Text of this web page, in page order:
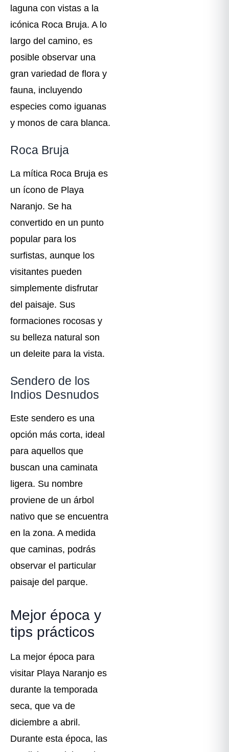
laguna con vistas a la
icónica Roca Bruja. A lo
largo del camino, es
posible observar una
gran variedad de flora y
fauna, incluyendo
especies como iguanas
y monos de cara blanca.
Roca Bruja
La mítica Roca Bruja es
un ícono de Playa
Naranjo. Se ha
convertido en un punto
popular para los
surfistas, aunque los
visitantes pueden
simplemente disfrutar
del paisaje. Sus
formaciones rocosas y
su belleza natural son
un deleite para la vista.
Sendero de los
Indios Desnudos
Este sendero es una
opción más corta, ideal
para aquellos que
buscan una caminata
ligera. Su nombre
proviene de un árbol
nativo que se encuentra
en la zona. A medida
que caminas, podrás
observar el particular
paisaje del parque.
Mejor época y
tips prácticos
La mejor época para
visitar Playa Naranjo es
durante la temporada
seca, que va de
diciembre a abril.
Durante esta época, las